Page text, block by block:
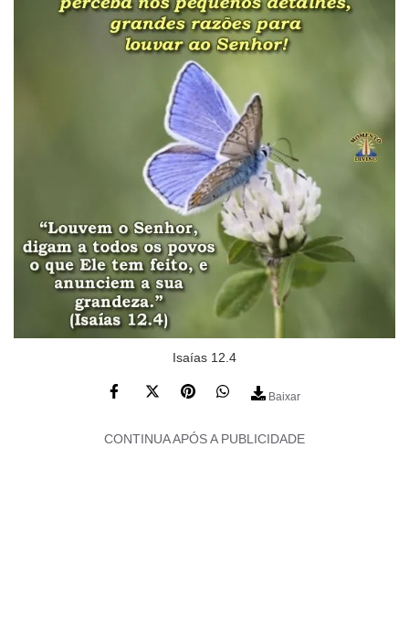
Isaías 12.4
Baixar
CONTINUA APÓS A PUBLICIDADE